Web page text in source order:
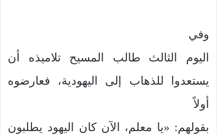
وفي
اليوم الثالث طالب المسيح تلاميذه أن
يستعدوا للذهاب إلى اليهودية، فعارضوه
أولاً
بقولهم: «يا معلم، الآن كان اليهود يطلبون